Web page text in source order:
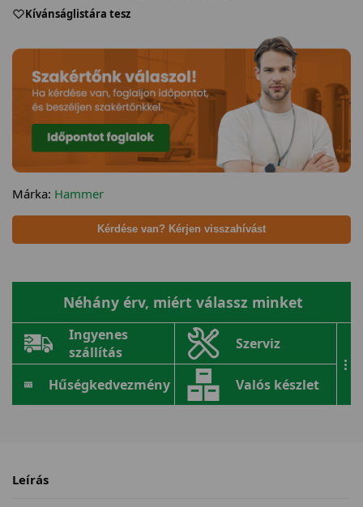
Kívánságlistára tesz
Márka: Hammer
Kérdése van? Kérjen visszahívást
Néhány érv, miért válassz minket
Ingyenes
szállítás
Szerviz
Hűségkedvezmény Valós készlet
...
Leírás